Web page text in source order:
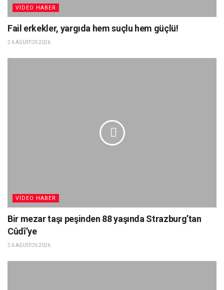
VIDEO HABER
Fail erkekler, yargıda hem suçlu hem güçlü!
6 AĞUSTOS 2026
VIDEO HABER
Bir mezar taşı peşinden 88 yaşında Strazburg’tan
Cûdî’ye
6 AĞUSTOS 2026